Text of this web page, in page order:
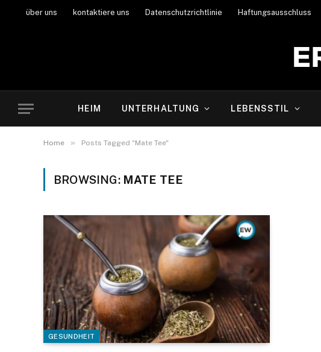
über uns kontaktiere uns Datenschutzrichtlinie Haftungsausschluss
HEIM UNTERHALTUNG LEBENSSTIL
Home » Posts Tagged "Mate Tee"
BROWSING: MATE TEE
GESUNDHEIT